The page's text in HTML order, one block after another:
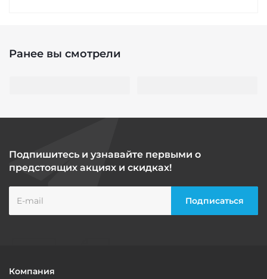
Ранее вы смотрели
Подпишитесь и узнавайте первыми о
предстоящих акциях и скидках!
Компания